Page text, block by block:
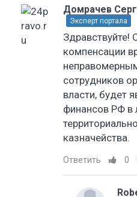
Домрачев
Эксперт портала
Здравствуйте!
компенсации
сотрудников
власти, будет
финансов РФ в
казначейства.
Ответить 0